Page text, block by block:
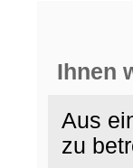
Ihnen
Aus
zu